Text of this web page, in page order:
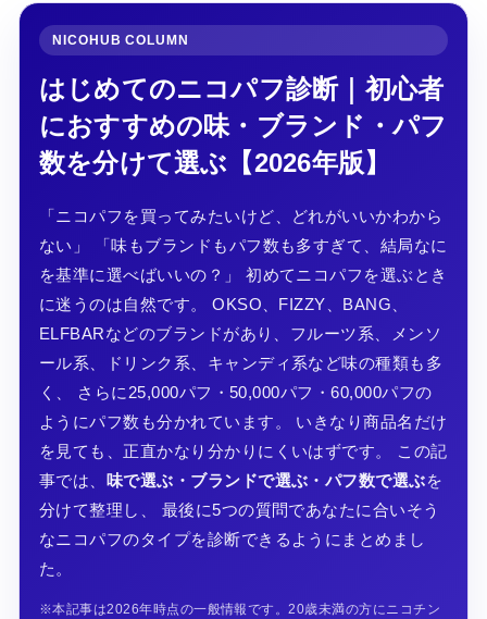
NICOHUB COLUMN
はじめてのニコパフ診断｜初心者
におすすめの味・ブランド・パフ
数を分けて選ぶ【2026年版】
「ニコパフを買ってみたいけど、どれがいいかわから
ない」 「味もブランドもパフ数も多すぎて、結局なに
を基準に選べばいいの？」 初めてニコパフを選ぶとき
に迷うのは自然です。 OKSO、FIZZY、BANG、
ELFBARなどのブランドがあり、フルーツ系、メンソ
ール系、ドリンク系、キャンディ系など味の種類も多
く、 さらに25,000パフ・50,000パフ・60,000パフの
ようにパフ数も分かれています。 いきなり商品名だけ
を見ても、正直かなり分かりにくいはずです。 この記
事では、 味で選ぶ・ブランドで選ぶ・パフ数で選ぶを
分けて整理し、 最後に5つの質問であなたに合いそう
なニコパフのタイプを診断できるようにまとめまし
た。
※本記事は2026年時点の一般情報です。20歳未満の方にニコチン